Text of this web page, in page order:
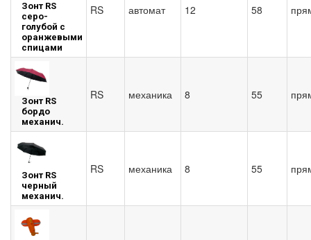
Зонт RS
серо-
голубой с
оранжевыми
спицами
RS автомат 12 58
Зонт RS
бордо
механич.
RS механика 8 55
Зонт RS
черный
механич.
RS механика 8 55